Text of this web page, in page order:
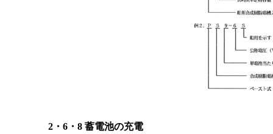
2・6・8 蓄電池の充電